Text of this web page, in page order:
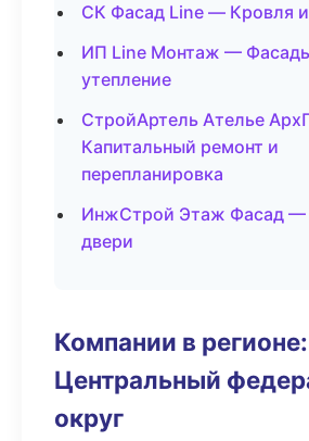
СК Фасад Line — Кровля
ИП Line Монтаж —
утепление
СтройАртель Ателье
Капитальный ремонт и
перепланировка
ИнжСтрой Этаж Фасад —
двери
Компании в регионе:
Центральный
округ